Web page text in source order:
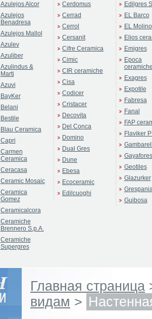
Azulejos Alcor
Azulejos
Benadresa
Azulejos Mallol
Azulev
Azuliber
Azulindus &
Marti
Azuvi
BayKer
Belani
Bestile
Blau Ceramica
Capri
Carmen
Ceramica
Ceracasa
Ceramic Mosaic
Ceramica
Gomez
Ceramicalcora
Ceramiche
Brennero S.p.A.
Ceramiche
Supergres
Cerdomus
Cerrad
Cerrol
Cersanit
Cifre Ceramica
Cimic
CIR ceramiche
Cisa
Codicer
Cristacer
Decovita
Del Conca
Domino
Dual Gres
Dune
Ebesa
Ecoceramic
Edilcuoghi
Edilgres
EL Barco
EL Molino
Elios
Emigres
Epoca
Exagres
Expotile
Fabresa
Fanal
FAP
Flaviker
Gayafores
Geotiles
Glazurker
Guibosa
Главная страница
видам >